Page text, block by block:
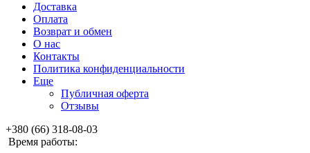
Доставка
Оплата
Возврат и обмен
О нас
Контакты
Политика конфиденциальности
Еще
Публичная оферта
Отзывы
+380 (66) 318-08-03
Время работы: